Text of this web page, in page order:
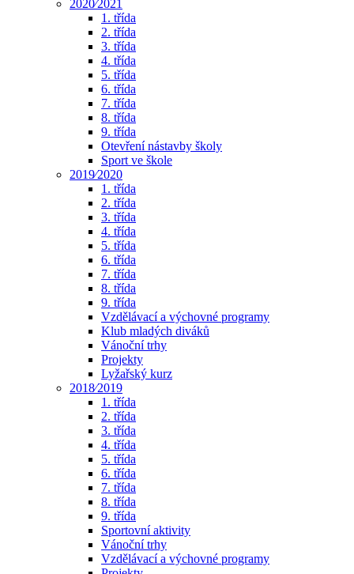
2020⁄2021
1. třída
2. třída
3. třída
4. třída
5. třída
6. třída
7. třída
8. třída
9. třída
Otevření nástavby školy
Sport ve škole
2019⁄2020
1. třída
2. třída
3. třída
4. třída
5. třída
6. třída
7. třída
8. třída
9. třída
Vzdělávací a výchovné programy
Klub mladých diváků
Vánoční trhy
Projekty
Lyžařský kurz
2018⁄2019
1. třída
2. třída
3. třída
4. třída
5. třída
6. třída
7. třída
8. třída
9. třída
Sportovní aktivity
Vánoční trhy
Vzdělávací a výchovné programy